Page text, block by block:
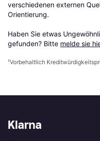
verschiedenen externen
Orientierung.
Haben Sie etwas
gefunden? Bitte melde sie
¹Vorbehaltlich
Klarna